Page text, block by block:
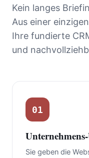
Kein langes
Aus einer
Ihre fundierte
und
01
Sie geben die